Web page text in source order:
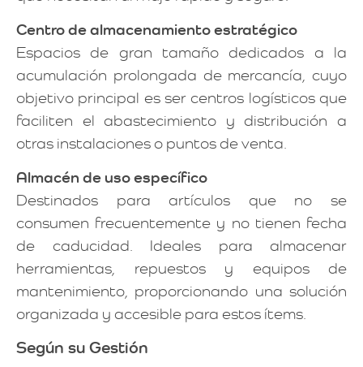
Centro de almacenamiento estratégico
Espacios de gran tamaño dedicados a la
acumulación prolongada de mercancía, cuyo
objetivo principal es ser centros logísticos que
faciliten el abastecimiento y distribución a
otras instalaciones o puntos de venta.
Almacén de uso específico
Destinados para artículos que no se
consumen frecuentemente y no tienen fecha
de caducidad. Ideales para almacenar
herramientas, repuestos y equipos de
mantenimiento, proporcionando una solución
organizada y accesible para estos ítems.
Según su Gestión